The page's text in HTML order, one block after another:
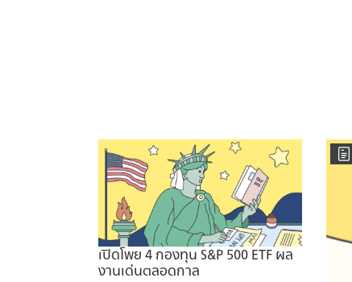
เปิดโพย 4 กองทุน S&P 500 ETF ผล
งานเด่นตลอดกาล